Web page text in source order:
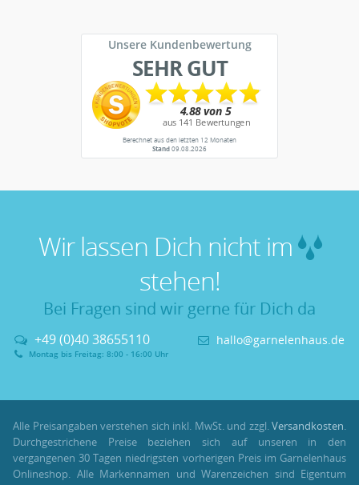
Unsere Kundenbewertung
SEHR GUT
Berechnet aus den letzten 12 Monaten
Stand09.08.2026
Wir lassen Dich nicht im
stehen!
Bei Fragen sind wir gerne für Dich da
+49 (0)40 38655110
Montag bis Freitag: 8:00 - 16:00 Uhr
hallo@garnelenhaus.de
Alle Preisangaben verstehen sich inkl. MwSt. und zzgl. Versandkosten
Durchgestrichene Preise beziehen sich auf unseren in den
vergangenen 30 Tagen niedrigsten vorherigen Preis im Garnelenhaus
Onlineshop. Alle Markennamen und Warenzeichen sind Eigentum